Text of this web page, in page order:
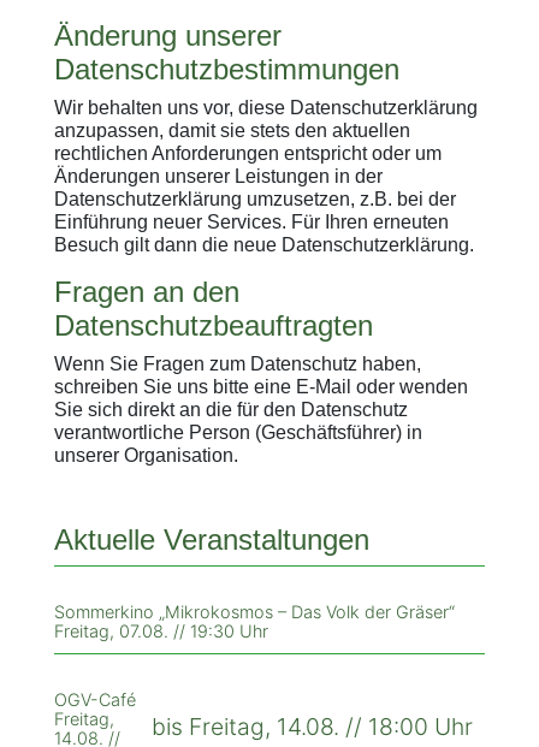
Änderung unserer
Datenschutzbestimmungen
Wir behalten uns vor, diese Datenschutzerklärung
anzupassen, damit sie stets den aktuellen
rechtlichen Anforderungen entspricht oder um
Änderungen unserer Leistungen in der
Datenschutzerklärung umzusetzen, z.B. bei der
Einführung neuer Services. Für Ihren erneuten
Besuch gilt dann die neue Datenschutzerklärung.
Fragen an den
Datenschutzbeauftragten
Wenn Sie Fragen zum Datenschutz haben,
schreiben Sie uns bitte eine E-Mail oder wenden
Sie sich direkt an die für den Datenschutz
verantwortliche Person (Geschäftsführer) in
unserer Organisation.
Aktuelle Veranstaltungen
Sommerkino „Mikrokosmos – Das Volk der Gräser“
Freitag, 07.08. // 19:30 Uhr
OGV-Café
Freitag,
14.08. //
bis Freitag, 14.08. // 18:00 Uhr